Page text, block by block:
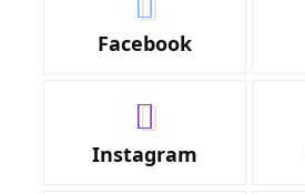
Facebook
Instagram